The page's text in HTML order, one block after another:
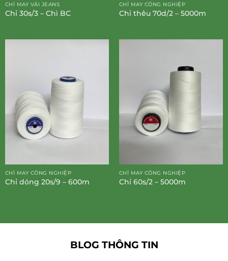
CHỈ MAY VẢI JEANS
Chỉ 30s/3 – Chì BC
CHỈ MAY CÔNG NGHIỆP
Chỉ thêu 70d/2 – 5000m
CHỈ MAY CÔNG NGHIỆP
Chỉ dóng 20s/9 – 600m
CHỈ MAY CÔNG NGHIỆP
Chỉ 60s/2 – 5000m
BLOG THÔNG TIN